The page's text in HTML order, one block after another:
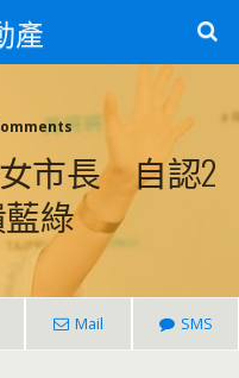
產
市長 自認2
綠
Mail SMS